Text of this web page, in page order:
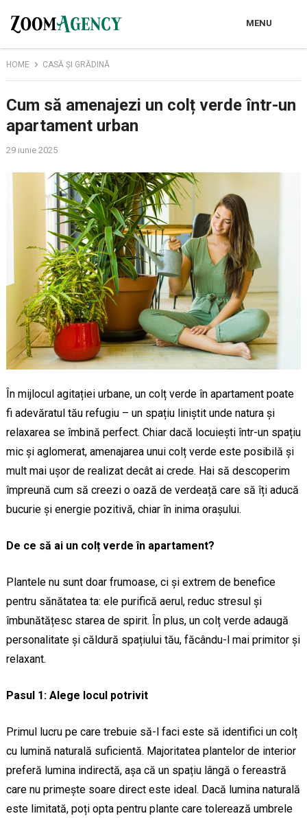
MENU
HOME CASĂ ȘI GRĂDINĂ
Cum să amenajezi un colț verde într-un
apartament urban
29 iunie 2025
În mijlocul agitației urbane, un colț verde în apartament poate
fi adevăratul tău refugiu – un spațiu liniștit unde natura și
relaxarea se îmbină perfect. Chiar dacă locuiești într-un spațiu
mic și aglomerat, amenajarea unui colț verde este posibilă și
mult mai ușor de realizat decât ai crede. Hai să descoperim
împreună cum să creezi o oază de verdeață care să îți aducă
bucurie și energie pozitivă, chiar în inima orașului.
De ce să ai un colț verde în apartament?
Plantele nu sunt doar frumoase, ci și extrem de benefice
pentru sănătatea ta: ele purifică aerul, reduc stresul și
îmbunătățesc starea de spirit. În plus, un colț verde adaugă
personalitate și căldură spațiului tău, făcându-l mai primitor și
relaxant.
Pasul 1: Alege locul potrivit
Primul lucru pe care trebuie să-l faci este să identifici un colț
cu lumină naturală suficientă. Majoritatea plantelor de interior
preferă lumina indirectă, așa că un spațiu lângă o fereastră
care nu primește soare direct este ideal. Dacă lumina naturală
este limitată, poți opta pentru plante care tolerează umbrele